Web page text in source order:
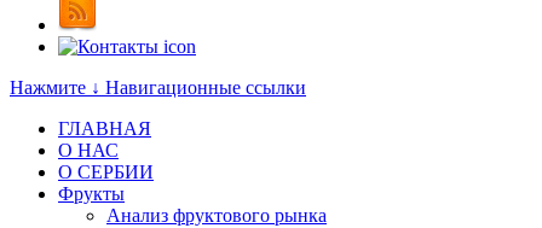
Нажмите ↓ Навигационные ссылки
ГЛАВНАЯ
О НАС
O СЕРБИИ
Фрукты
Анализ фруктового рынка